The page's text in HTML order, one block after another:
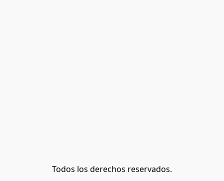
Todos los derechos reservados.